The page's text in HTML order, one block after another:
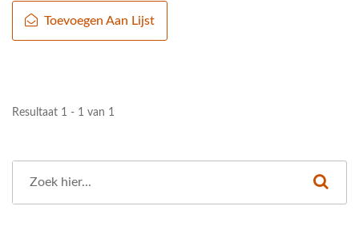
Toevoegen Aan Lijst
Resultaat 1 - 1 van 1